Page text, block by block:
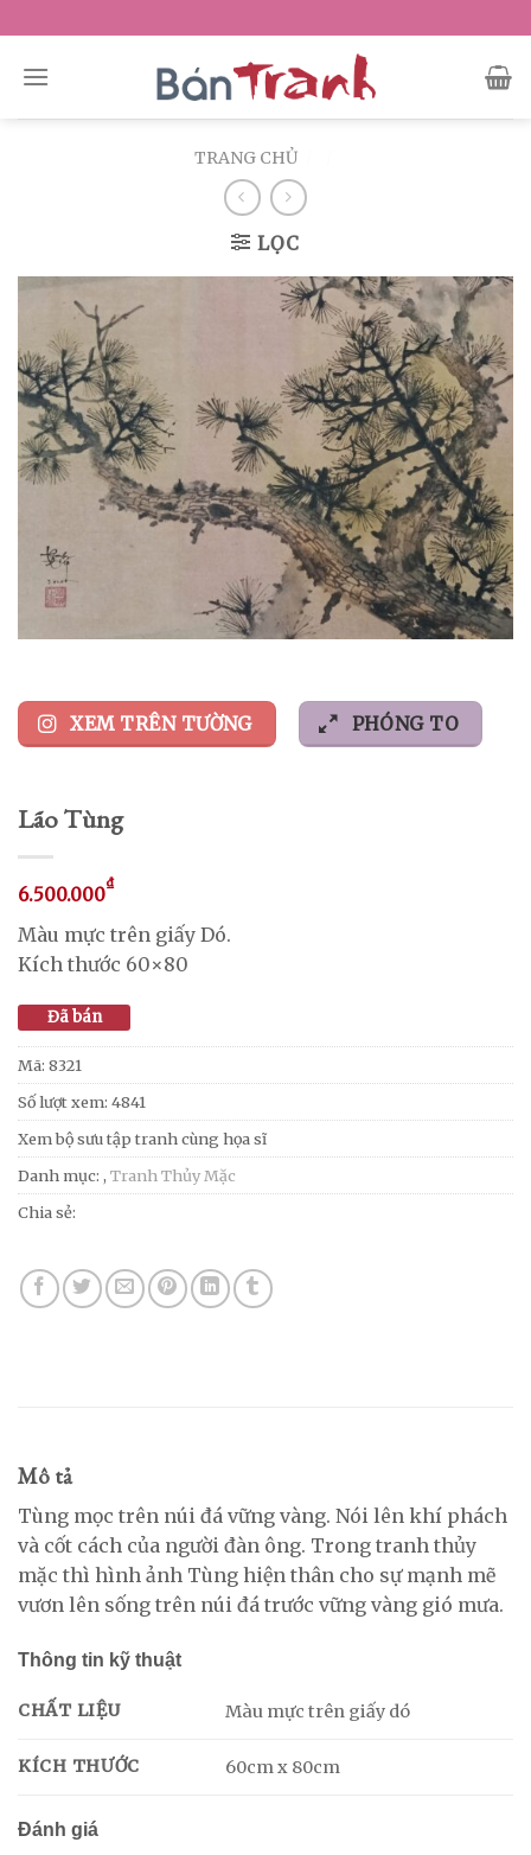
to
content
TRANG CHỦ
LỌC
XEM TRÊN TƯỜNG PHÓNG TO
Lão Tùng
6.500.000₫
Màu mực trên giấy Dó.
Kích thước 60×80
Đã bán
Mã: 8321
Số lượt xem: 4841
Xem bộ sưu tập tranh cùng họa sĩ
Danh mục: , Tranh Thủy Mặc
Chia sẻ:
Mô tả
Tùng mọc trên núi đá vững vàng. Nói lên khí phách
và cốt cách của người đàn ông. Trong tranh thủy
mặc thì hình ảnh Tùng hiện thân cho sự mạnh mẽ
vươn lên sống trên núi đá trước vững vàng gió mưa.
Thông tin kỹ thuật
CHẤT LIỆU Màu mực trên giấy dó
KÍCH THƯỚC 60cm x 80cm
Đánh giá